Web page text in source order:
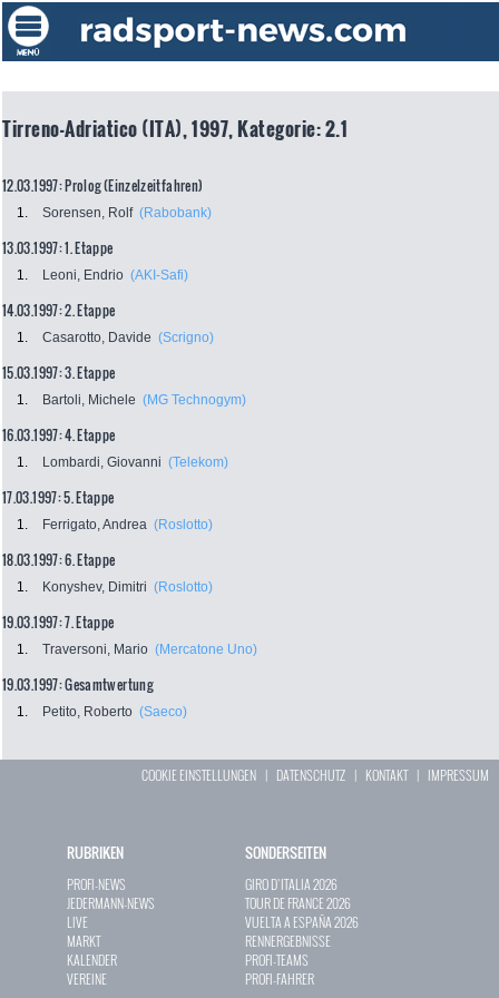
Tirreno-Adriatico (ITA), 1997, Kategorie: 2.1
12.03.1997: Prolog (Einzelzeitfahren)
1. Sorensen, Rolf (Rabobank)
13.03.1997: 1. Etappe
1. Leoni, Endrio (AKI-Safi)
14.03.1997: 2. Etappe
1. Casarotto, Davide (Scrigno)
15.03.1997: 3. Etappe
1. Bartoli, Michele (MG Technogym)
16.03.1997: 4. Etappe
1. Lombardi, Giovanni (Telekom)
17.03.1997: 5. Etappe
1. Ferrigato, Andrea (Roslotto)
18.03.1997: 6. Etappe
1. Konyshev, Dimitri (Roslotto)
19.03.1997: 7. Etappe
1. Traversoni, Mario (Mercatone Uno)
19.03.1997: Gesamtwertung
1. Petito, Roberto (Saeco)
COOKIE EINSTELLUNGEN | DATENSCHUTZ | KONTAKT| IMPRESSUM
RUBRIKEN
PROFI-NEWS
JEDERMANN-NEWS
LIVE
MARKT
KALENDER
VEREINE
SONDERSEITEN
GIRO D`ITALIA 2026
TOUR DE FRANCE 2026
VUELTA A ESPAÑA 2026
RENNERGEBNISSE
PROFI-TEAMS
PROFI-FAHRER